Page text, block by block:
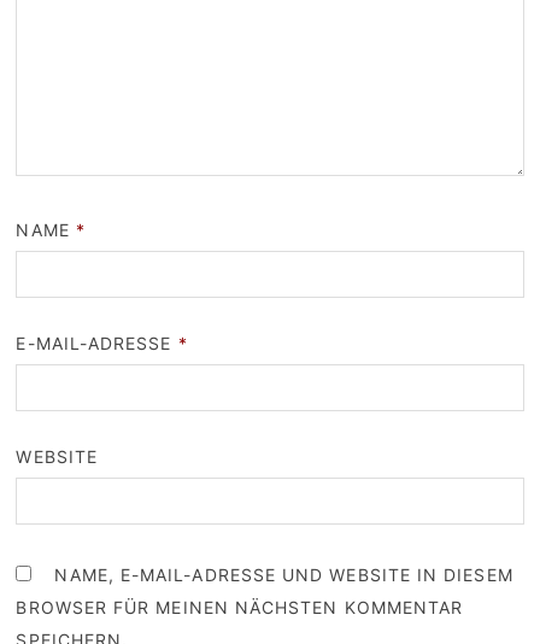
NAME *
E-MAIL-ADRESSE *
WEBSITE
NAME, E-MAIL-ADRESSE UND WEBSITE IN DIESEM
BROWSER FÜR MEINEN NÄCHSTEN KOMMENTAR
SPEICHERN.